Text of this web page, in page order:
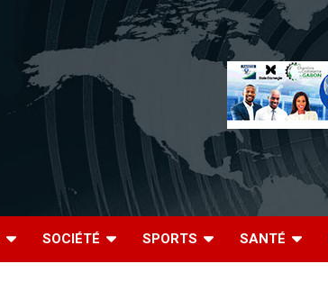
SOCIÉTÉ SPORTS SANTÉ